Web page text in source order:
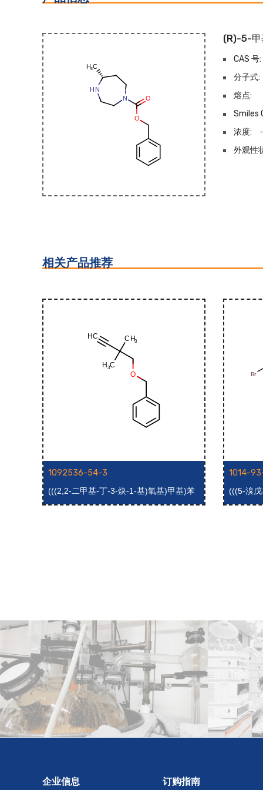
(R)-5-甲
CAS 号:
分子式:
熔点:
Smiles
浓度:
-
外观性
相关产品推荐
1092536-54-3
(((2,2-二甲基-丁-3-炔-1-基)氧基)甲基)苯
1014-
(((5-溴
企业信息 订购指南